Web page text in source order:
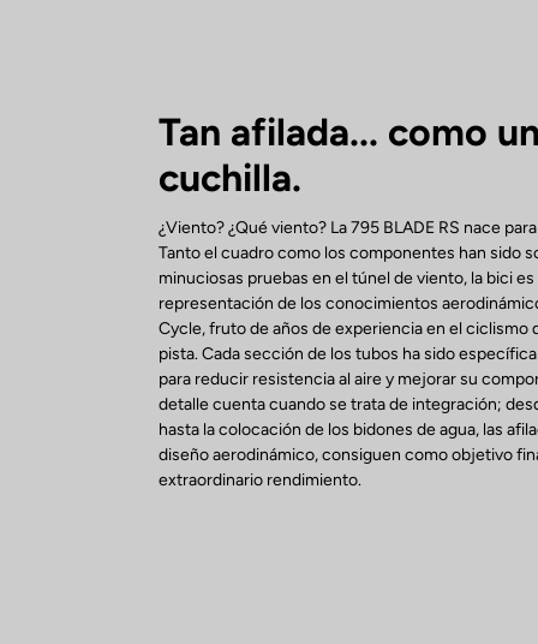
Tan afilada... como
cuchilla.
¿Viento? ¿Qué viento? La 795 BLADE RS nace
Tanto el cuadro como los componentes han sido
minuciosas pruebas en el túnel de viento, la bici es
representación de los conocimientos
Cycle, fruto de años de experiencia en el ciclismo
pista. Cada sección de los tubos ha sido
para reducir resistencia al aire y mejorar su
detalle cuenta cuando se trata de integración;
hasta la colocación de los bidones de agua, las
diseño aerodinámico, consiguen como objetivo
extraordinario rendimiento.